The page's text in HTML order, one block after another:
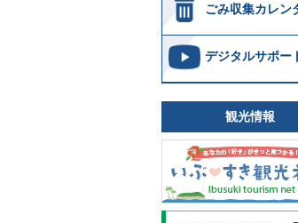
ごみ収集カレン
デジタルサポー
観光情報